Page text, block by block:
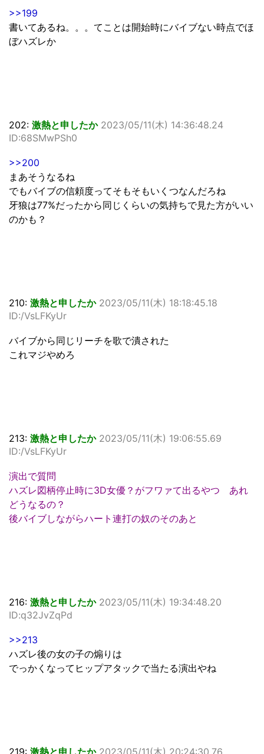
>>199
書いてあるね。。。てことは開始時にバイブない時点でほ
ぼハズレか
202: 激熱と申したか 2023/05/11(木) 14:36:48.24
ID:68SMwPSh0
>>200
まあそうなるね
でもバイブの信頼度ってそもそもいくつなんだろね
牙狼は77%だったから同じくらいの気持ちで見た方がいい
のかも？
210: 激熱と申したか 2023/05/11(木) 18:18:45.18
ID:/VsLFKyUr
バイブから同じリーチを歌で潰された
これマジやめろ
213: 激熱と申したか 2023/05/11(木) 19:06:55.69
ID:/VsLFKyUr
演出で質問
ハズレ図柄停止時に3D女優？がフワァて出るやつ あれ
どうなるの？
後バイブしながらハート連打の奴のそのあと
216: 激熱と申したか 2023/05/11(木) 19:34:48.20
ID:q32JvZqPd
>>213
ハズレ後の女の子の煽りは
でっかくなってヒップアタックで当たる演出やね